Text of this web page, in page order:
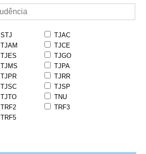
STJ
TJAC
TJAM
TJCE
TJES
TJGO
TJMS
TJPA
TJPR
TJRR
TJSC
TJSP
TJTO
TNU
TRF2
TRF3
TRF5